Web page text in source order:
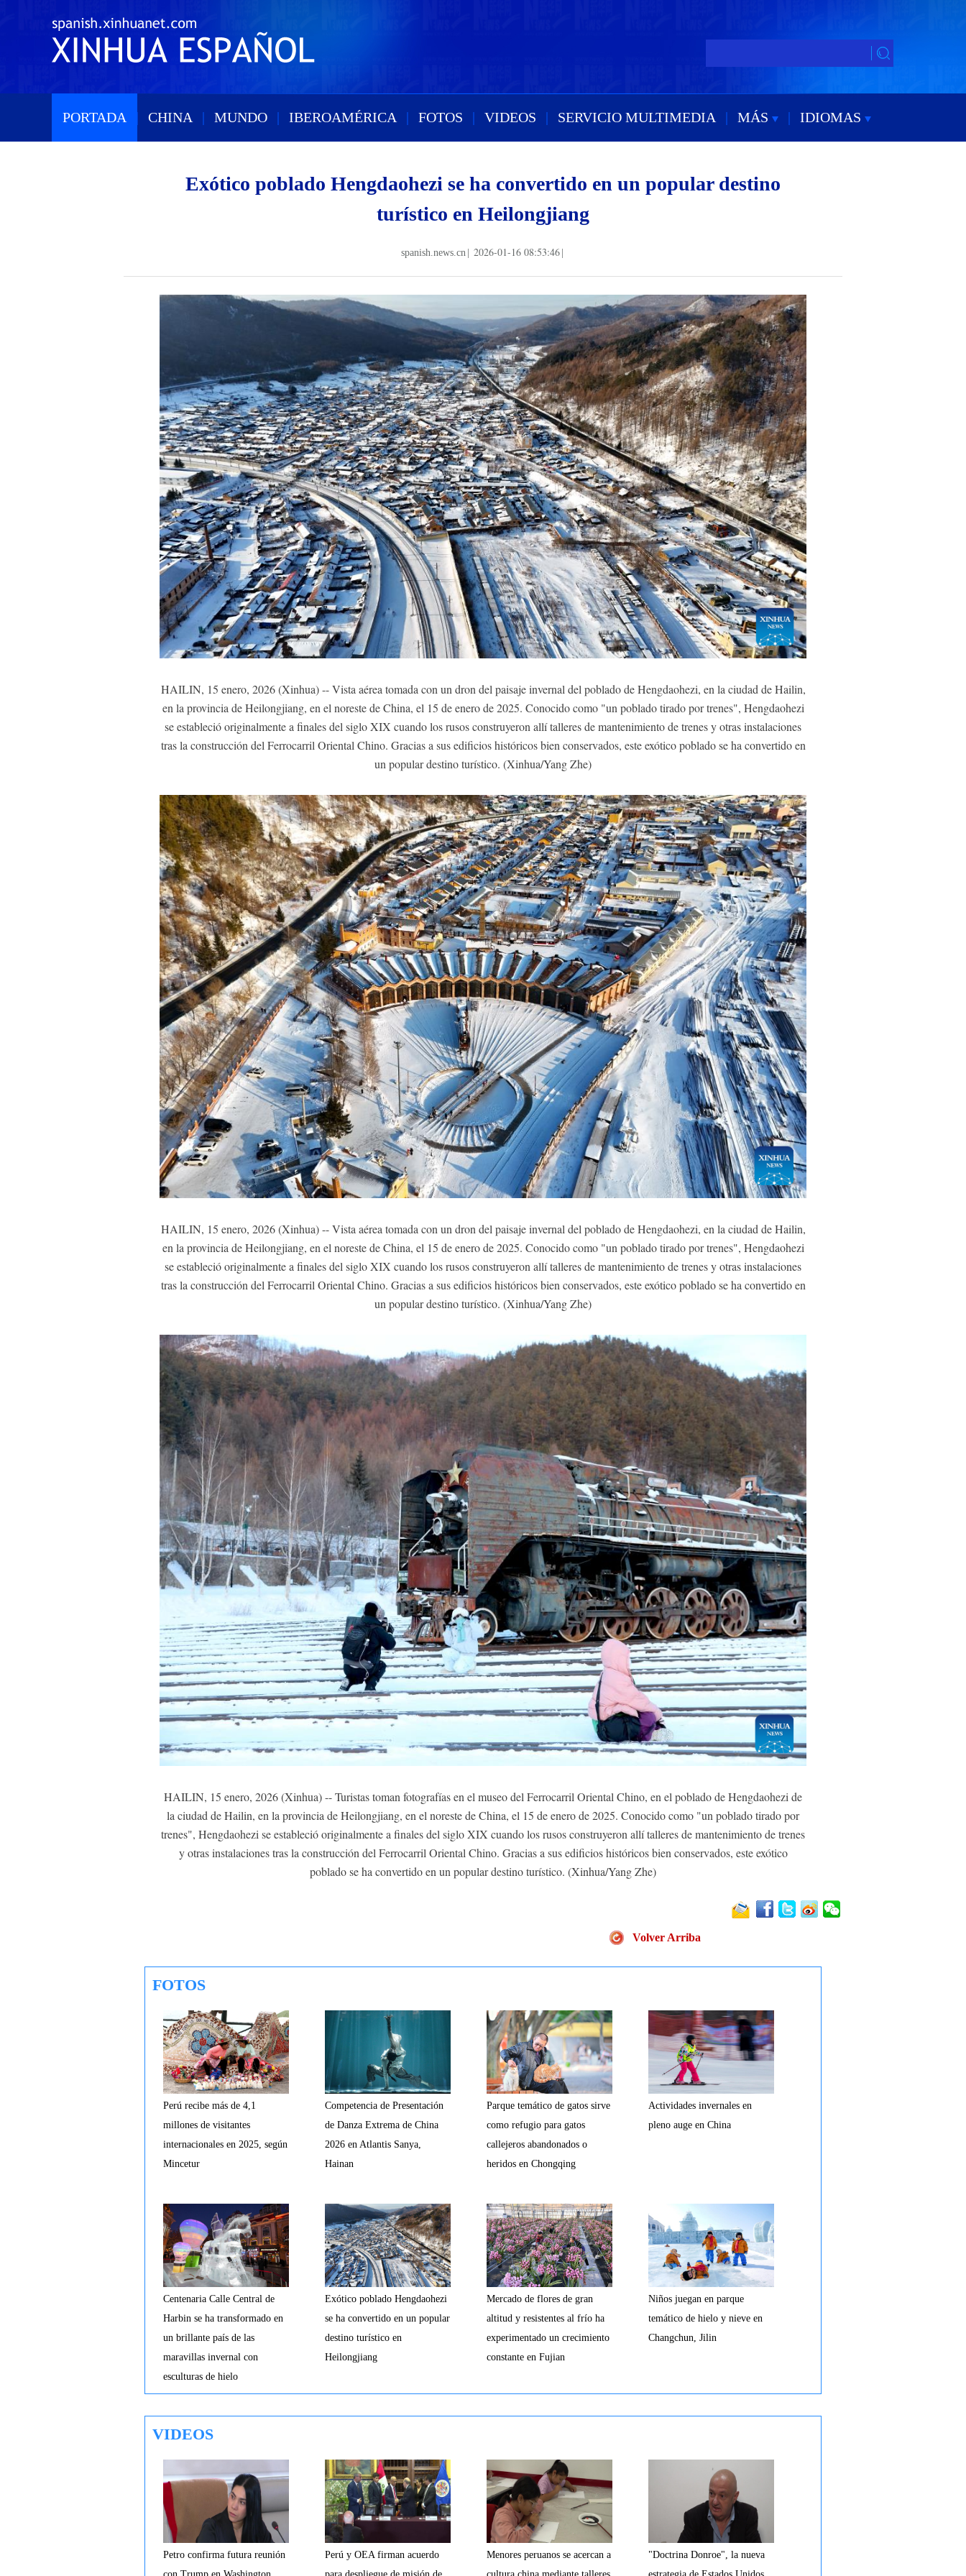
PORTADA | CHINA | MUNDO | IBEROAMÉRICA | FOTOS | VIDEOS | SERVICIO MULTIMEDIA | MÁS | IDIOMAS
Exótico poblado Hengdaohezi se ha convertido en un popular destino
turístico en Heilongjiang
spanish.news.cn 2026-01-16 08:53:46
HAILIN, 15 enero, 2026 (Xinhua) -- Vista aérea tomada con un dron del paisaje invernal del poblado de Hengdaohezi, en la ciudad de Hailin,
en la provincia de Heilongjiang, en el noreste de China, el 15 de enero de 2025. Conocido como "un poblado tirado por trenes", Hengdaohezi
se estableció originalmente a finales del siglo XIX cuando los rusos construyeron allí talleres de mantenimiento de trenes y otras instalaciones
tras la construcción del Ferrocarril Oriental Chino. Gracias a sus edificios históricos bien conservados, este exótico poblado se ha convertido en
un popular destino turístico. (Xinhua/Yang Zhe)
HAILIN, 15 enero, 2026 (Xinhua) -- Vista aérea tomada con un dron del paisaje invernal del poblado de Hengdaohezi, en la ciudad de Hailin,
en la provincia de Heilongjiang, en el noreste de China, el 15 de enero de 2025. Conocido como "un poblado tirado por trenes", Hengdaohezi
se estableció originalmente a finales del siglo XIX cuando los rusos construyeron allí talleres de mantenimiento de trenes y otras instalaciones
tras la construcción del Ferrocarril Oriental Chino. Gracias a sus edificios históricos bien conservados, este exótico poblado se ha convertido en
un popular destino turístico. (Xinhua/Yang Zhe)
HAILIN, 15 enero, 2026 (Xinhua) -- Turistas toman fotografías en el museo del Ferrocarril Oriental Chino, en el poblado de Hengdaohezi de
la ciudad de Hailin, en la provincia de Heilongjiang, en el noreste de China, el 15 de enero de 2025. Conocido como "un poblado tirado por
trenes", Hengdaohezi se estableció originalmente a finales del siglo XIX cuando los rusos construyeron allí talleres de mantenimiento de trenes
y otras instalaciones tras la construcción del Ferrocarril Oriental Chino. Gracias a sus edificios históricos bien conservados, este exótico
poblado se ha convertido en un popular destino turístico. (Xinhua/Yang Zhe)
Volver Arriba
FOTOS
Perú recibe más de 4,1
millones de visitantes
internacionales en 2025, según
Mincetur
Competencia de Presentación
de Danza Extrema de China
2026 en Atlantis Sanya,
Hainan
Parque temático de gatos sirve
como refugio para gatos
callejeros abandonados o
heridos en Chongqing
Actividades invernales en
pleno auge en China
Centenaria Calle Central de
Harbin se ha transformado en
un brillante país de las
maravillas invernal con
esculturas de hielo
Exótico poblado Hengdaohezi
se ha convertido en un popular
destino turístico en
Heilongjiang
Mercado de flores de gran
altitud y resistentes al frío ha
experimentado un crecimiento
constante en Fujian
Niños juegan en parque
temático de hielo y nieve en
Changchun, Jilin
VIDEOS
Petro confirma futura reunión
Perú y OEA firman acuerdo
Menores peruanos se acercan a
"Doctrina Donroe", la nueva